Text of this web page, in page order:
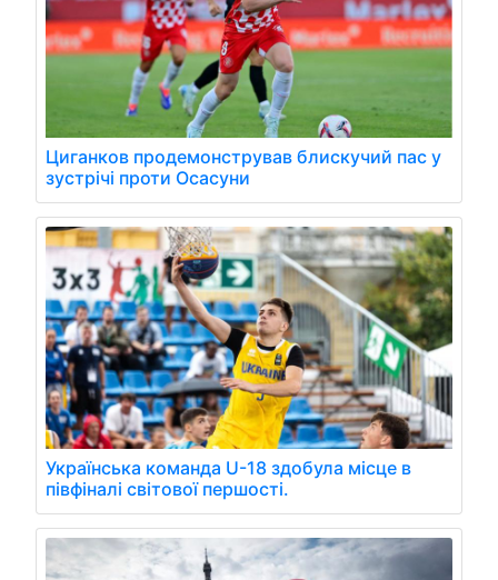
Циганков продемонстрував блискучий пас у
зустрічі проти Осасуни
Українська команда U-18 здобула місце в
півфіналі світової першості.